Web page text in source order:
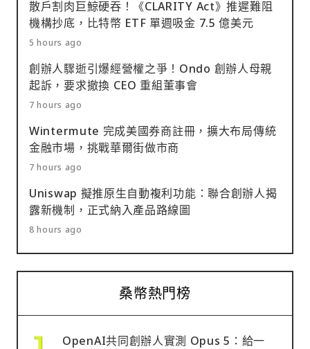
散戶割肉巨鯨硬吞！《CLARITY Act》推遲難阻
機構抄底，比特幣 ETF 單週吸金 7.5 億美元
5 hours ago
創辦人驟逝引爆經營權之爭！Ondo 創辦人母親
起訴，要求撤換 CEO 重組董事會
7 hours ago
Wintermute 完成美國券商註冊，擴大布局傳統
金融市場，挑戰華爾街做市商
7 hours ago
Uniswap 擬推原生自動複利功能：聯合創辦人揭
露新機制，正式納入產品路線圖
8 hours ago
桑幣熱門榜
OpenAI共同創辦人實測 Opus 5：給一